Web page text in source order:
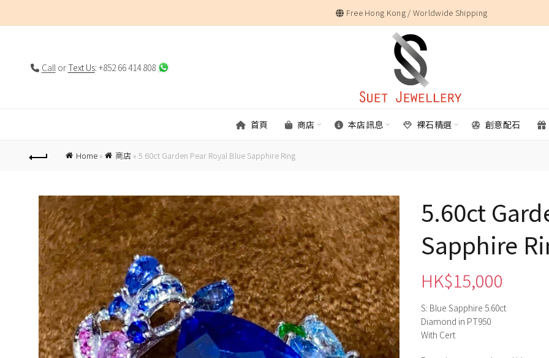
Free Hong Kong / Worldwide Shipping
Callor Text Us: +852 66 414 808
首頁 商店 本店訊息 裸石精選 創意配石
Home» 商店» 5.60ct Garden Pear Royal Blue Sapphire Ring
5.60ct
Sapphire
HK$15,000
S: Blue Sapphire 5.60ct
Diamond in PT950
With Cert